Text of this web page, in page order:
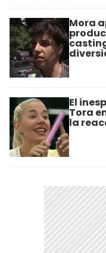
Mora
El
Tora
la